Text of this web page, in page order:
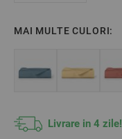
sau tonalitatea.
MAI MULTE CULORI:
Livrare in 4 zile!